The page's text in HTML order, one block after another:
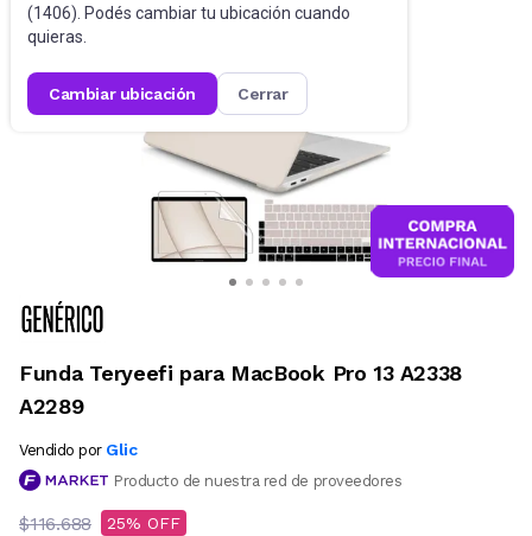
(1406). Podés cambiar tu ubicación cuando
quieras.
cambiar ubicación cerrar
Funda Teryeefi para MacBook Pro 13 A2338
A2289
Vendido por Glic
Producto de nuestra red de proveedores
$116.688 25